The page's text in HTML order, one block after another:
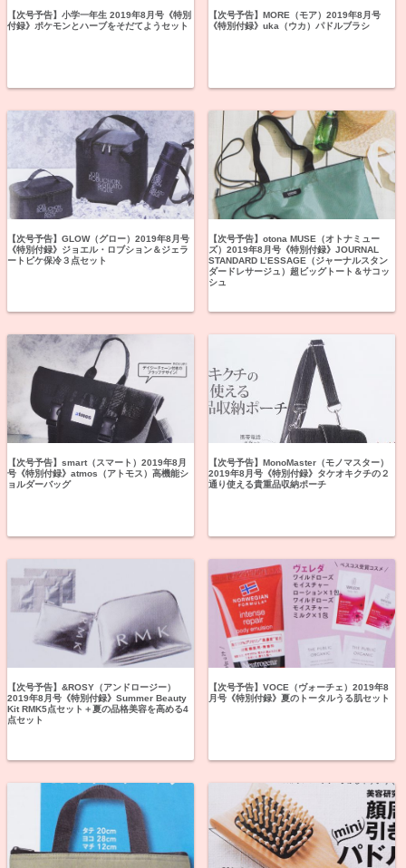
【次号予告】小学一年生 2019年8月号《特別
付録》ポケモンとハーブをそだてようセット
【次号予告】MORE（モア）2019年8月号
《特別付録》uka（ウカ）パドルブラシ
【次号予告】GLOW（グロー）2019年8月号
《特別付録》ジョエル・ロブション＆ジェラ
ートピケ保冷３点セット
【次号予告】otona MUSE（オトナミュー
ズ）2019年8月号《特別付録》JOURNAL
STANDARD L’ESSAGE（ジャーナルスタン
ダードレサージュ）超ビッグトート＆サコッ
シュ
【次号予告】smart（スマート）2019年8月
号《特別付録》atmos（アトモス）高機能シ
ョルダーバッグ
【次号予告】MonoMaster（モノマスター）
2019年8月号《特別付録》タケオキクチの２
通り使える貴重品収納ポーチ
【次号予告】&ROSY（アンドロージー）
2019年8月号《特別付録》Summer Beauty
Kit RMK5点セット＋夏の品格美容を高める4
点セット
【次号予告】VOCE（ヴォーチェ）2019年8
月号《特別付録》夏のトータルうる肌セット